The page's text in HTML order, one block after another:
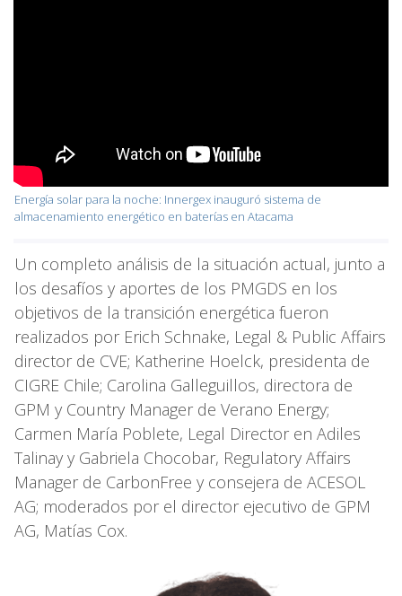
Energía solar para la noche: Innergex inauguró sistema de
almacenamiento energético en baterías en Atacama
Un completo análisis de la situación actual, junto a
los desafíos y aportes de los PMGDS en los
objetivos de la transición energética fueron
realizados por Erich Schnake, Legal & Public Affairs
director de CVE; Katherine Hoelck, presidenta de
CIGRE Chile; Carolina Galleguillos, directora de
GPM y Country Manager de Verano Energy;
Carmen María Poblete, Legal Director en Adiles
Talinay y Gabriela Chocobar, Regulatory Affairs
Manager de CarbonFree y consejera de ACESOL
AG; moderados por el director ejecutivo de GPM
AG, Matías Cox.